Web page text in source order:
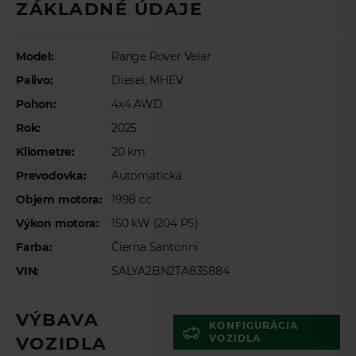
Meno*
Priezvisko
E-mail*
Telefón
ZÁKLADNÉ ÚDAJE
Model:
Range Rover Velar
Palivo:
Diesel, MHEV
Pohon:
4x4 AWD
Rok:
2025
Kilometre:
20 km
Prevodovka:
Automatická
Objem motora:
1998 cc
Výkon motora:
150 kW (204 PS)
Farba:
Čierna Santorini
VIN:
SALYA2BN2TA835884
VÝBAVA
VOZIDLA
KONFIGURÁCIA
VOZIDLA